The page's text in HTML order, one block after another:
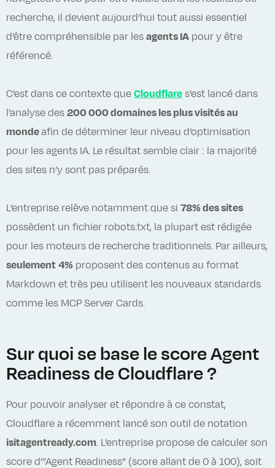
recherche, il devient aujourd’hui tout aussi essentiel
d’être compréhensible par les agents IA pour y être
référencé.
C’est dans ce contexte que Cloudflare s’est lancé dans
l’analyse des 200 000 domaines les plus visités au
mondeafin de déterminer leur niveau d’optimisation
pour les agents IA. Le résultat semble clair : la majorité
des sites n’y sont pas préparés.
L’entreprise relève notamment que si 78% des sites
possèdent un fichier robots.txt, la plupart est rédigée
pour les moteurs de recherche traditionnels. Par ailleurs,
seulement 4% proposent des contenus au format
Markdown et très peu utilisent les nouveaux standards
comme les MCP Server Cards.
Sur quoi se base le score Agent
Readiness de Cloudflare ?
Pour pouvoir analyser et répondre à ce constat,
Cloudflare a récemment lancé son outil de notation
isitagentready.com. L’entreprise propose de calculer son
score d’”Agent Readiness” (score allant de 0 à 100), soit